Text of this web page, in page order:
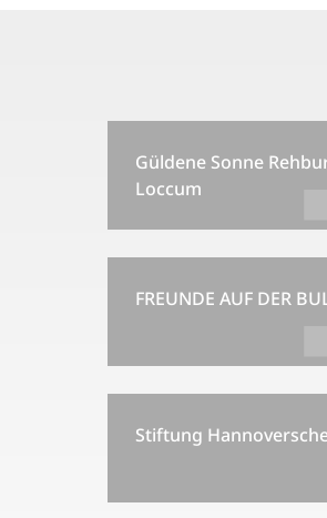
Güldene Sonne
Loccum
FREUNDE AUF DER
Stiftung